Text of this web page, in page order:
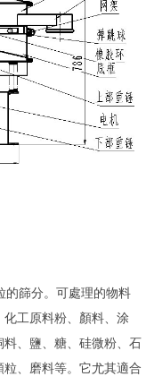
篩分。可處理的物料
工原料粉、顏料、涂
、鹽、糖、硅微粉、石
、磨料等。它尤其適合